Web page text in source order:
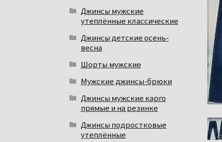
Джинсы мужские
утеплённые классические
Джинсы детские осень-
весна
Шорты мужские
Мужские джинсы-брюки
Джинсы мужские карго
прямые и на резинке
Джинсы подростковые
утеплённые